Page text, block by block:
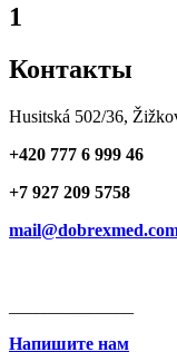
1
Контакты
Husitská 502/36,
+420 777 6 999 46
+7 927 209 5758
Напишите нам